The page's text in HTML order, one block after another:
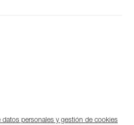
datos personales y gestión de cookies